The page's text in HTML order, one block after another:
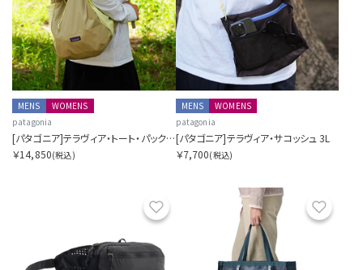
MENS
WOMENS
patagonia
[パタゴニア]テラヴィア・トート・パック 24L
￥14,850(税込)
MENS
WOMENS
patagonia
[パタゴニア]テラヴィア・サコッシュ 3L
￥7,700(税込)
お気に入り